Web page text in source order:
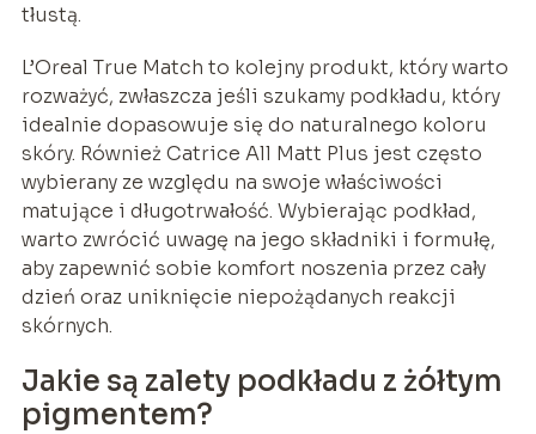
tłustą.
L’Oreal True Match to kolejny produkt, który warto
rozważyć, zwłaszcza jeśli szukamy podkładu, który
idealnie dopasowuje się do naturalnego koloru
skóry. Również Catrice All Matt Plus jest często
wybierany ze względu na swoje właściwości
matujące i długotrwałość. Wybierając podkład,
warto zwrócić uwagę na jego składniki i formułę,
aby zapewnić sobie komfort noszenia przez cały
dzień oraz uniknięcie niepożądanych reakcji
skórnych.
Jakie są zalety podkładu z żółtym
pigmentem?